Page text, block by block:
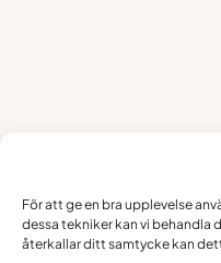
För att ge en bra upplevelse
dessa tekniker kan vi behandla
återkallar ditt samtycke kan